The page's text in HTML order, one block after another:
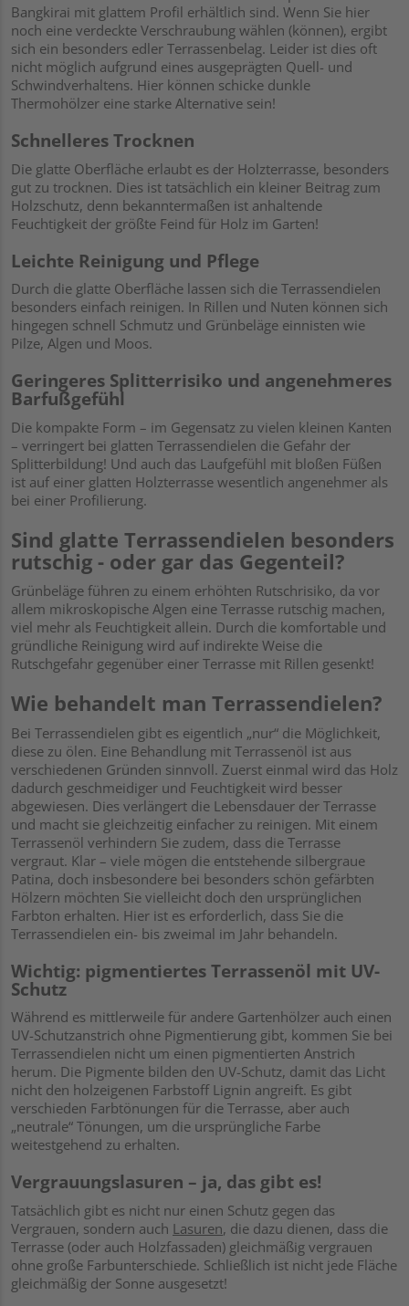
Bangkirai mit glattem Profil erhältlich sind. Wenn Sie hier
noch eine verdeckte Verschraubung wählen (können), ergibt
sich ein besonders edler Terrassenbelag. Leider ist dies oft
nicht möglich aufgrund eines ausgeprägten Quell- und
Schwindverhaltens. Hier können schicke dunkle
Thermohölzer eine starke Alternative sein!
Schnelleres Trocknen
Die glatte Oberfläche erlaubt es der Holzterrasse, besonders
gut zu trocknen. Dies ist tatsächlich ein kleiner Beitrag zum
Holzschutz, denn bekanntermaßen ist anhaltende
Feuchtigkeit der größte Feind für Holz im Garten!
Leichte Reinigung und Pflege
Durch die glatte Oberfläche lassen sich die Terrassendielen
besonders einfach reinigen. In Rillen und Nuten können sich
hingegen schnell Schmutz und Grünbeläge einnisten wie
Pilze, Algen und Moos.
Geringeres Splitterrisiko und angenehmeres
Barfußgefühl
Die kompakte Form – im Gegensatz zu vielen kleinen Kanten
– verringert bei glatten Terrassendielen die Gefahr der
Splitterbildung! Und auch das Laufgefühl mit bloßen Füßen
ist auf einer glatten Holzterrasse wesentlich angenehmer als
bei einer Profilierung.
Sind glatte Terrassendielen besonders
rutschig - oder gar das Gegenteil?
Grünbeläge führen zu einem erhöhten Rutschrisiko, da vor
allem mikroskopische Algen eine Terrasse rutschig machen,
viel mehr als Feuchtigkeit allein. Durch die komfortable und
gründliche Reinigung wird auf indirekte Weise die
Rutschgefahr gegenüber einer Terrasse mit Rillen gesenkt!
Wie behandelt man Terrassendielen?
Bei Terrassendielen gibt es eigentlich „nur“ die Möglichkeit,
diese zu ölen. Eine Behandlung mit Terrassenöl ist aus
verschiedenen Gründen sinnvoll. Zuerst einmal wird das Holz
dadurch geschmeidiger und Feuchtigkeit wird besser
abgewiesen. Dies verlängert die Lebensdauer der Terrasse
und macht sie gleichzeitig einfacher zu reinigen. Mit einem
Terrassenöl verhindern Sie zudem, dass die Terrasse
vergraut. Klar – viele mögen die entstehende silbergraue
Patina, doch insbesondere bei besonders schön gefärbten
Hölzern möchten Sie vielleicht doch den ursprünglichen
Farbton erhalten. Hier ist es erforderlich, dass Sie die
Terrassendielen ein- bis zweimal im Jahr behandeln.
Wichtig: pigmentiertes Terrassenöl mit UV-
Schutz
Während es mittlerweile für andere Gartenhölzer auch einen
UV-Schutzanstrich ohne Pigmentierung gibt, kommen Sie bei
Terrassendielen nicht um einen pigmentierten Anstrich
herum. Die Pigmente bilden den UV-Schutz, damit das Licht
nicht den holzeigenen Farbstoff Lignin angreift. Es gibt
verschieden Farbtönungen für die Terrasse, aber auch
„neutrale“ Tönungen, um die ursprüngliche Farbe
weitestgehend zu erhalten.
Vergrauungslasuren – ja, das gibt es!
Tatsächlich gibt es nicht nur einen Schutz gegen das
Vergrauen, sondern auch Lasuren, die dazu dienen, dass die
Terrasse (oder auch Holzfassaden) gleichmäßig vergrauen
ohne große Farbunterschiede. Schließlich ist nicht jede Fläche
gleichmäßig der Sonne ausgesetzt!